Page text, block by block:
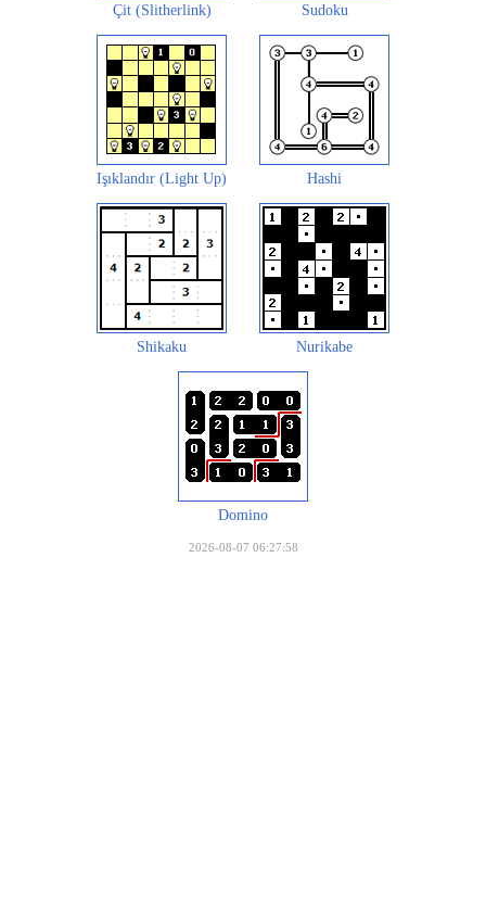
Çit (Slitherlink) Sudoku
Işıklandır (Light Up) Hashi
Shikaku Nurikabe
Domino
2026-08-07 06:27:58